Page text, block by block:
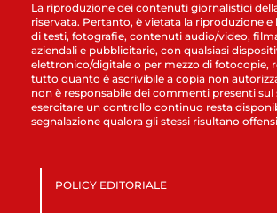
La riproduzione dei contenuti giornalistici
riservata. Pertanto, è vietata la riproduzione e
di testi, fotografie, contenuti audio/video,
aziendali e pubblicitarie, con qualsiasi
elettronico/digitale o per mezzo di fotocopie,
tutto quanto è ascrivibile a copia non
non è responsabile dei commenti presenti
esercitare un controllo continuo resta
segnalazione qualora gli stessi risultano
POLICY EDITORIALE